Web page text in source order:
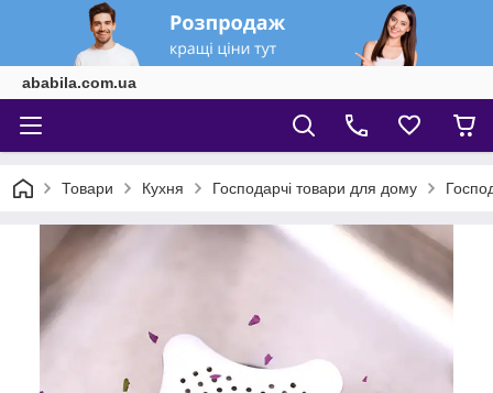
ababila.com.ua
Товари Кухня Господарчі товари для дому